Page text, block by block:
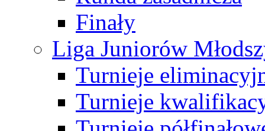
Finały
Liga Juniorów
Turnieje
Turnieje